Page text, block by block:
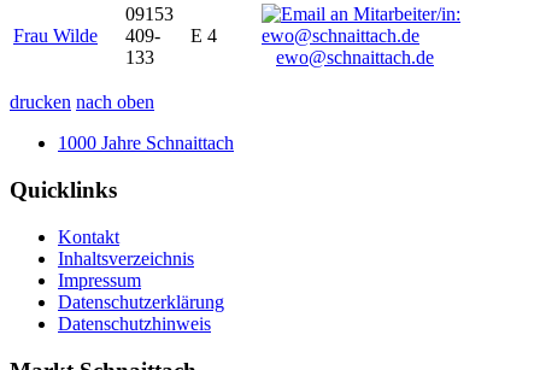
Frau Wilde
09153
409-
133
E 4
ewo@schnaittach.de
drucken nach oben
1000 Jahre Schnaittach
Quicklinks
Kontakt
Inhaltsverzeichnis
Impressum
Datenschutzerklärung
Datenschutzhinweis